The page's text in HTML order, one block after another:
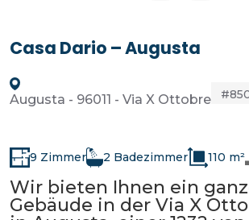
Casa Dario – Augusta
Augusta - 96011 - Via X Ottobre
9 Zimmer 2 Badezimmer 110 m²
Wir bieten Ihnen ein
Gebäude in der Via X